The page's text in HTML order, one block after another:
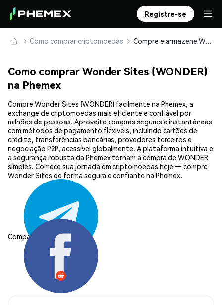
Registre-se
Como comprar criptomoedas Compre e armazene Wonder Sites (WONDER) com segurança
Como comprar Wonder Sites (WONDER)
na Phemex
Compre Wonder Sites (WONDER) facilmente na Phemex, a
exchange de criptomoedas mais eficiente e confiável por
milhões de pessoas. Aproveite compras seguras e instantâneas
com métodos de pagamento flexíveis, incluindo cartões de
crédito, transferências bancárias, provedores terceiros e
negociação P2P, acessível globalmente. A plataforma intuitiva e
a segurança robusta da Phemex tornam a compra de WONDER
simples. Comece sua jornada em criptomoedas hoje — compre
Wonder Sites de forma segura e confiante na Phemex.
Compartilhar: